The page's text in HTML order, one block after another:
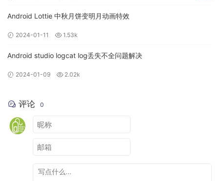
Android Lottie 中秋月饼变明月动画特效
2024-01-11 1.53k
Android studio logcat log丢失不全问题解决
2024-01-09 2.02k
评论 0